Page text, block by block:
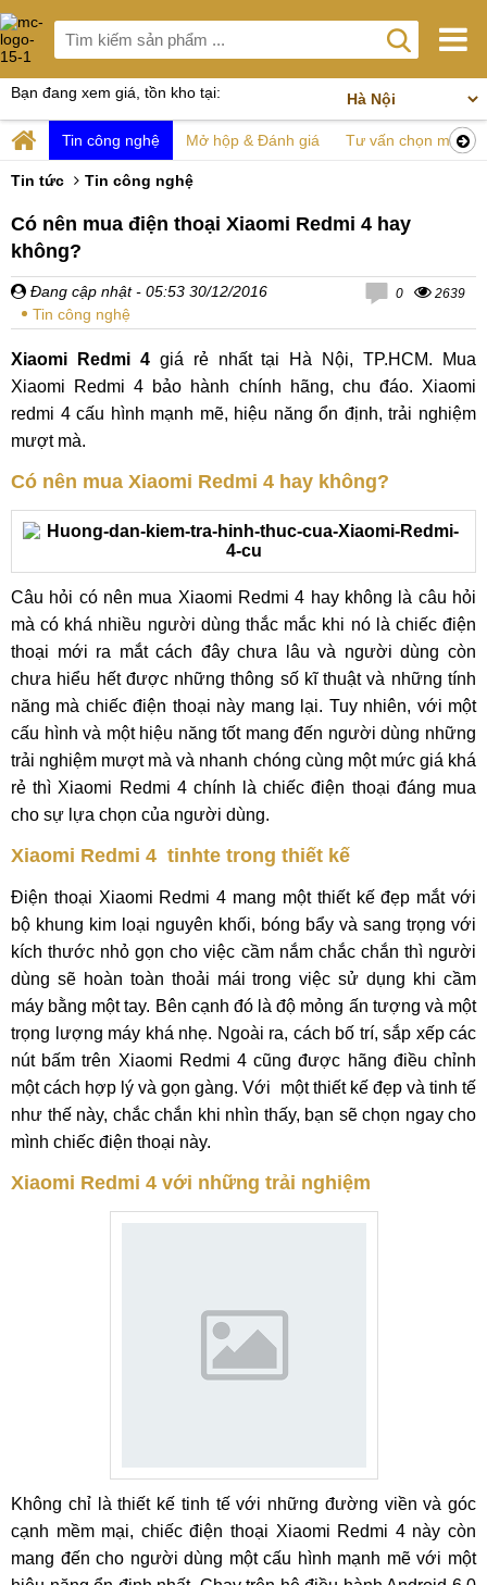
Bạn đang xem giá, tồn kho tại:
Tin công nghệ Mở hộp & Đánh giá Tư vấn chọn mua
Tin tức Tin công nghệ
Có nên mua điện thoại Xiaomi Redmi 4 hay
không?
Đang cập nhật - 05:53 30/12/2016
Tin công nghệ
0 2639
Xiaomi Redmi 4giá rẻ nhất tại Hà Nội, TP.HCM. Mua
Xiaomi Redmi 4 bảo hành chính hãng, chu đáo. Xiaomi
redmi 4 cấu hình mạnh mẽ, hiệu năng ổn định, trải nghiệm
mượt mà.
Có nên mua Xiaomi Redmi 4 hay không?
Câu hỏi có nên mua Xiaomi Redmi 4 hay không là câu hỏi
mà có khá nhiều người dùng thắc mắc khi nó là chiếc điện
thoại mới ra mắt cách đây chưa lâu và người dùng còn
chưa hiểu hết được những thông số kĩ thuật và những tính
năng mà chiếc điện thoại này mang lại. Tuy nhiên, với một
cấu hình và một hiệu năng tốt mang đến người dùng những
trải nghiệm mượt mà và nhanh chóng cùng một mức giá khá
rẻ thì Xiaomi Redmi 4 chính là chiếc điện thoại đáng mua
cho sự lựa chọn của người dùng.
Xiaomi Redmi 4 tinhte trong thiết kế
Điện thoại Xiaomi Redmi 4 mang một thiết kế đẹp mắt với
bộ khung kim loại nguyên khối, bóng bẩy và sang trọng với
kích thước nhỏ gọn cho việc cầm nắm chắc chắn thì người
dùng sẽ hoàn toàn thoải mái trong việc sử dụng khi cầm
máy bằng một tay. Bên cạnh đó là độ mỏng ấn tượng và một
trọng lượng máy khá nhẹ. Ngoài ra, cách bố trí, sắp xếp các
nút bấm trên Xiaomi Redmi 4 cũng được hãng điều chỉnh
một cách hợp lý và gọn gàng. Với một thiết kế đẹp và tinh tế
như thế này, chắc chắn khi nhìn thấy, bạn sẽ chọn ngay cho
mình chiếc điện thoại này.
Xiaomi Redmi 4 với những trải nghiệm
Không chỉ là thiết kế tinh tế với những đường viền và góc
cạnh mềm mại, chiếc điện thoại Xiaomi Redmi 4 này còn
mang đến cho người dùng một cấu hình mạnh mẽ với một